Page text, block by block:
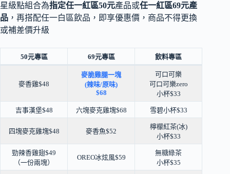
星級點組合為指定任一紅區50元產品或任一紅區69元產
品 ，再搭配任一白區飲品，即享優惠價，商品不得更換
或補差價升級
50元專區 69元專區 飲料專區
麥香雞$48
麥脆雞腿一塊
(辣味/原味)
$68
可口可樂
可口可樂zero
小杯$33
吉事漢堡$48 六塊麥克雞塊$68 雪碧小杯$33
四塊麥克雞塊$48 麥香魚$52
檸檬紅茶(冰)
小杯$33
勁辣香雞翅$49
（一份兩塊）
OREO冰炫風$59
無糖綠茶
小杯$35